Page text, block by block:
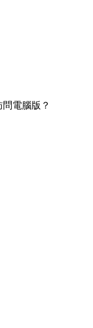
電腦版？